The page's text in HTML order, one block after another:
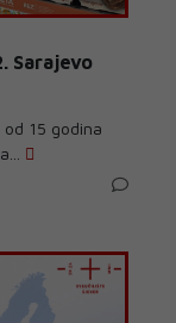
Sarajevo
15 godina